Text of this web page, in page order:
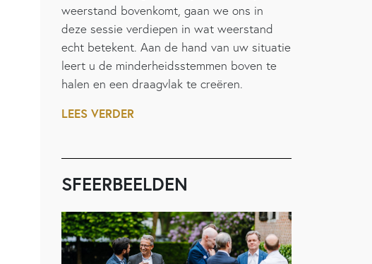
weerstand bovenkomt, gaan we ons in
deze sessie verdiepen in wat weerstand
echt betekent. Aan de hand van uw situatie
leert u de minderheidsstemmen boven te
halen en een draagvlak te creëren.
LEES VERDER
SFEERBEELDEN